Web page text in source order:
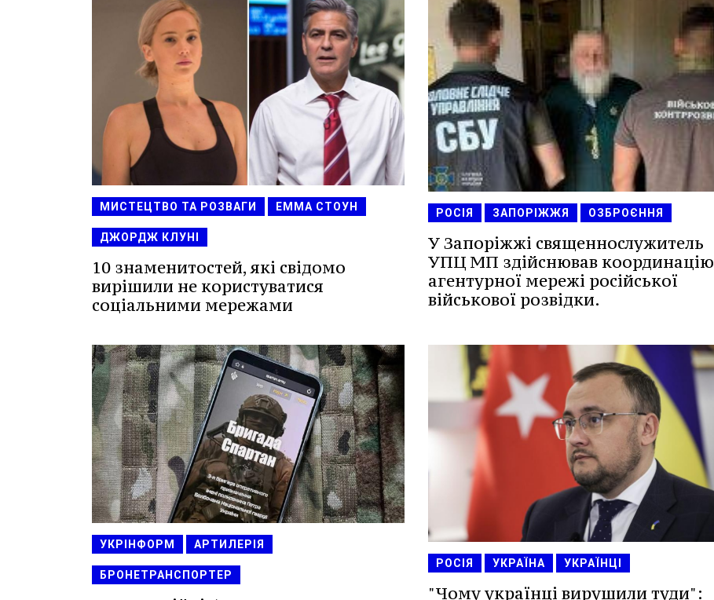
МИСТЕЦТВО ТА РОЗВАГИ ЕММА СТОУН
ДЖОРДЖ КЛУНІ
10 знаменитостей, які свідомо
вирішили не користуватися
соціальними мережами
РОСІЯ ЗАПОРІЖЖЯ ОЗБРОЄННЯ
У Запоріжжі священнослужитель
УПЦ МП здійснював координацію
агентурної мережі російської
військової розвідки.
УКРІНФОРМ АРТИЛЕРІЯ
БРОНЕТРАНСПОРТЕР
РОСІЯ УКРАЇНА УКРАЇНЦІ
"Чому українці вирушили туди":